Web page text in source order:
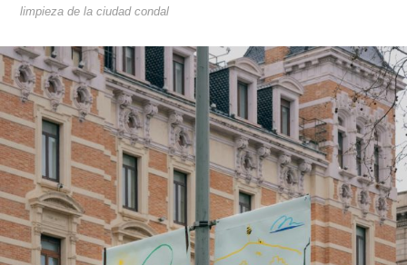
limpieza de la ciudad condal